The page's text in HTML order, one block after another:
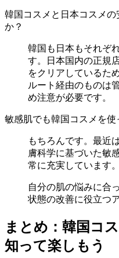
韓国コスメと日本コスメ
か？
韓国も日本もそれぞ
す。日本国内の正規
をクリアしているた
ルート経由のものは
め注意が必要です。
敏感肌でも韓国コスメを
もちろんです。最近
膚科学に基づいた敏
常に充実しています。
自分の肌の悩みに合
状態の改善に役立つ
まとめ：韓国コ
知って楽しもう